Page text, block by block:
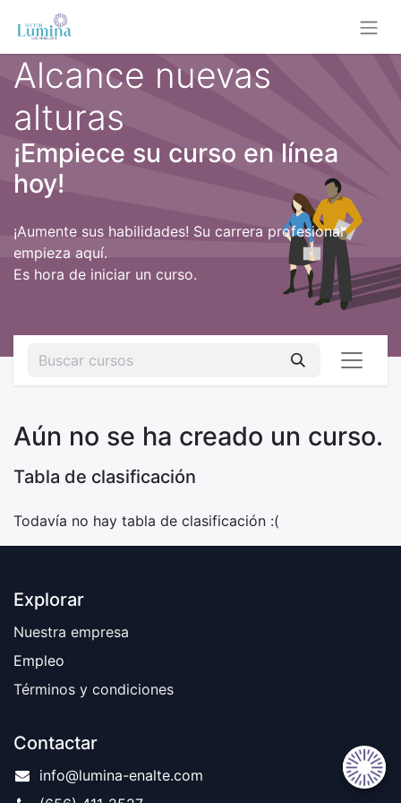
Alcance nuevas
alturas
¡Empiece su curso en línea
hoy!
¡Aumente sus habilidades! Su carrera profesional
empieza aquí.
Es hora de iniciar un curso.
Tabla de clasificación
Todavía no hay tabla de clasificación :(
Aún no se ha creado un curso.
Explorar
Nuestra empresa
Empleo
Términos y condiciones
Contactar
info@lumina-enalte.com